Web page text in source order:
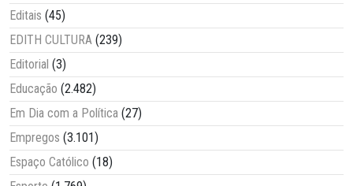
Editais (45)
EDITH CULTURA (239)
Editorial (3)
Educação (2.482)
Em Dia com a Política (27)
Empregos (3.101)
Espaço Católico (18)